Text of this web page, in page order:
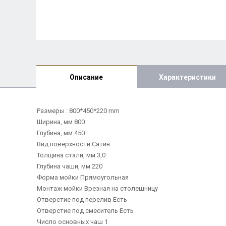
Описание Характеристики
Размеры : 800*450*220 mm
Ширина, мм 800
Глубина, мм 450
Вид поверхности Сатин
Толщина стали, мм 3,0
Глубина чаши, мм 220
Форма мойки Прямоугольная
Монтаж мойки Врезная на столешницу
Отверстие под перелив Есть
Отверстие под смеситель Есть
Число основных чаш 1